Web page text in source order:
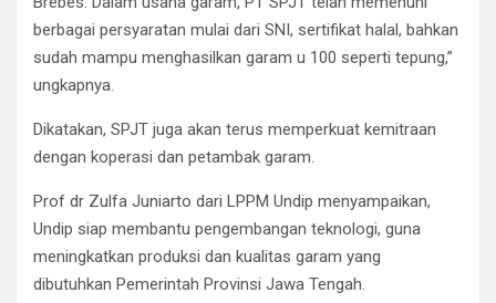
berbagai persyaratan mulai dari SNI, sertifikat halal, bahkan
sudah mampu menghasilkan garam u 100 seperti tepung,”
ungkapnya.
Dikatakan, SPJT juga akan terus memperkuat kemitraan
dengan koperasi dan petambak garam.
Prof dr Zulfa Juniarto dari LPPM Undip menyampaikan,
Undip siap membantu pengembangan teknologi, guna
meningkatkan produksi dan kualitas garam yang
dibutuhkan Pemerintah Provinsi Jawa Tengah.